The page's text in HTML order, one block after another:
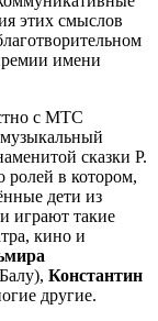
этих смыслов
имени
с МТС
музыкальный
сказки Р.
в котором,
дети из
играют такие
кино и
Константин
другие.